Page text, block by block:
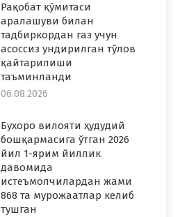
Рақобат қўмитаси
аралашуви билан
тадбиркордан газ учун
асоссиз ундирилган тўлов
қайтарилиши
таъминланди
06.08.2026
Бухоро вилояти ҳудудий
бошқармасига ўтган 2026
йил 1-ярим йиллик
давомида
истеъмолчилардан жами
868 та мурожаатлар келиб
тушган